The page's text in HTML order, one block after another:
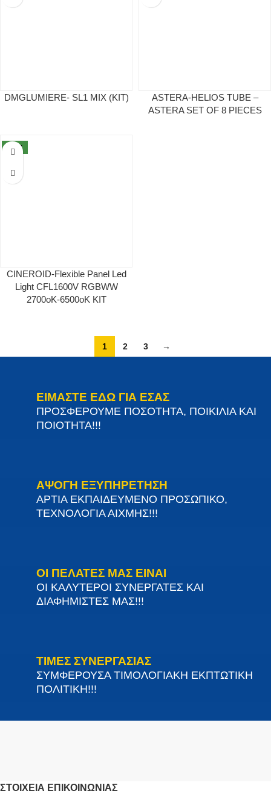
DMGLUMIERE- SL1 MIX (ΚΙΤ)
ASTERA-HELIOS TUBE –
ASTERA SET OF 8 PIECES
NEW
CINEROID-Flexible Panel Led
Light CFL1600V RGBWW
2700oΚ-6500oΚ ΚΙΤ
1 2 3 →
ΕΙΜΑΣΤΕ ΕΔΩ ΓΙΑ ΕΣΑΣ
ΠΡΟΣΦΕΡΟΥΜΕ ΠΟΣΟΤΗΤΑ, ΠΟΙΚΙΛΙΑ ΚΑΙ
ΠΟΙΟΤΗΤΑ!!!
ΑΨΟΓΗ ΕΞΥΠΗΡΕΤΗΣΗ
ΑΡΤΙΑ ΕΚΠΑΙΔΕΥΜΕΝΟ ΠΡΟΣΩΠΙΚΟ,
ΤΕΧΝΟΛΟΓΙΑ ΑΙΧΜΗΣ!!!
ΟΙ ΠΕΛΑΤΕΣ ΜΑΣ ΕΙΝΑΙ
ΟΙ ΚΑΛΥΤΕΡΟΙ ΣΥΝΕΡΓΑΤΕΣ ΚΑΙ
ΔΙΑΦΗΜΙΣΤΕΣ ΜΑΣ!!!
ΤΙΜΕΣ ΣΥΝΕΡΓΑΣΙΑΣ
ΣΥΜΦΕΡΟΥΣΑ ΤΙΜΟΛΟΓΙΑΚΗ ΕΚΠΤΩΤΙΚΗ
ΠΟΛΙΤΙΚΗ!!!
ΣΤΟΙΧΕΊΑ ΕΠΙΚΟΙΝΩΝΊΑΣ